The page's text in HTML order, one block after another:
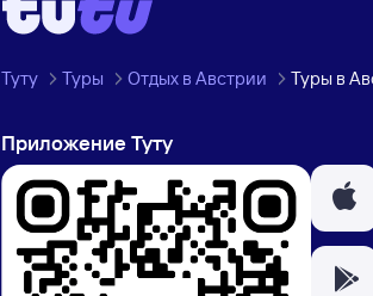
Туту Туры Отдых в Австрии Туры в
Приложение Туту